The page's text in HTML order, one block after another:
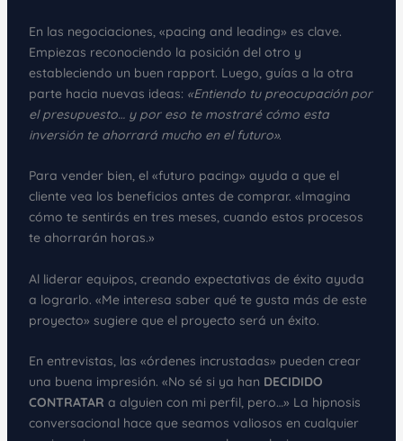
En las negociaciones, «pacing and leading» es clave.
Empiezas reconociendo la posición del otro y
estableciendo un buen rapport. Luego, guías a la otra
parte hacia nuevas ideas: «Entiendo tu preocupación por
el presupuesto… y por eso te mostraré cómo esta
inversión te ahorrará mucho en el futuro».
Para vender bien, el «futuro pacing» ayuda a que el
cliente vea los beneficios antes de comprar. «Imagina
cómo te sentirás en tres meses, cuando estos procesos
te ahorrarán horas.»
Al liderar equipos, creando expectativas de éxito ayuda
a lograrlo. «Me interesa saber qué te gusta más de este
proyecto» sugiere que el proyecto será un éxito.
En entrevistas, las «órdenes incrustadas» pueden crear
una buena impresión. «No sé si ya han DECIDIDO
CONTRATAR a alguien con mi perfil, pero…» La hipnosis
conversacional hace que seamos valiosos en cualquier